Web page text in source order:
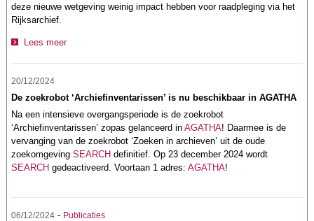
deze nieuwe wetgeving weinig impact hebben voor raadpleging via het
Rijksarchief.
Lees meer
20/12/2024
De zoekrobot ‘Archiefinventarissen’ is nu beschikbaar in AGATHA
Na een intensieve overgangsperiode is de zoekrobot
‘Archiefinventarissen’ zopas gelanceerd inAGATHA! Daarmee is de
vervanging van de zoekrobot ‘Zoeken in archieven’ uit de oude
zoekomgevingSEARCH definitief. Op 23 december 2024 wordt
SEARCH gedeactiveerd. Voortaan 1 adres:AGATHA!
06/12/2024 - Publicaties